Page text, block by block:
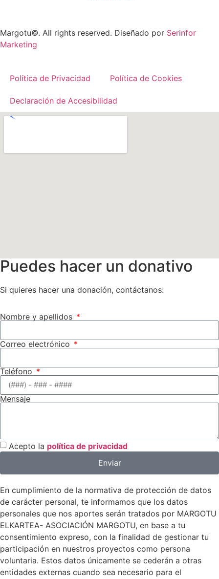
Margotu©. All rights reserved. Diseñado por Serinfor
Marketing
Política de Privacidad Política de Cookies
Declaración de Accesibilidad
Puedes hacer un donativo
Si quieres hacer una donación, contáctanos:
Nombre y apellidos
Correo electrónico
Teléfono
Mensaje
Acepto la política de privacidad
Enviar
En cumplimiento de la normativa de protección de datos
de carácter personal, te informamos que los datos
personales que nos aportes serán tratados por MARGOTU
ELKARTEA- ASOCIACIÓN MARGOTU, en base a tu
consentimiento expreso, con la finalidad de gestionar tu
participación en nuestros proyectos como persona
voluntaria. Estos datos únicamente se cederán a otras
entidades externas cuando sea necesario para el